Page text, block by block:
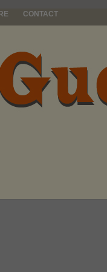
CONTACT